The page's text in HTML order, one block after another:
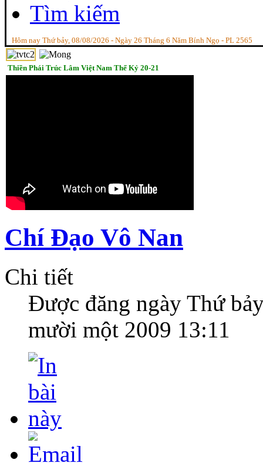
Tìm kiếm
Hôm nay Thứ bảy, 08/08/2026 - Ngày 26 Tháng 6 Năm Bính Ngọ - PL 2565
Thiền Phái Trúc Lâm Việt Nam Thế Kỷ 20-21
Chí Đạo Vô Nan
Chi tiết
Được đăng ngày Thứ
mười một 2009 13:11